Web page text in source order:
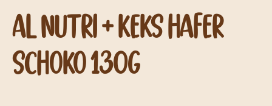
AL Nutri + Keks Hafer
Schoko 130g